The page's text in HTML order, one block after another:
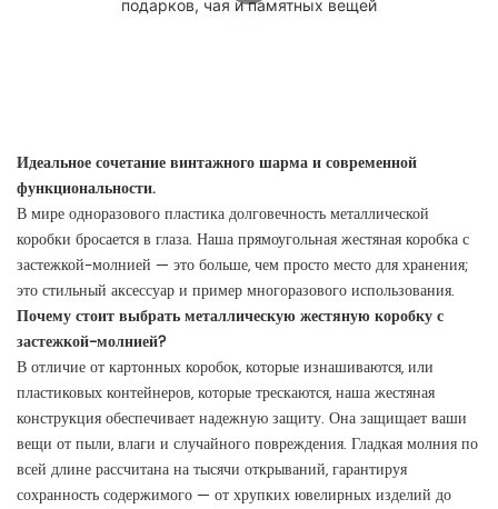
Идеальное сочетание винтажного шарма и современной
функциональности.
В мире одноразового пластика долговечность металлической
коробки бросается в глаза. Наша прямоугольная жестяная коробка с
застежкой-молнией — это больше, чем просто место для хранения;
это стильный аксессуар и пример многоразового использования.
Почему стоит выбрать металлическую жестяную коробку с
застежкой-молнией?
В отличие от картонных коробок, которые изнашиваются, или
пластиковых контейнеров, которые трескаются, наша жестяная
конструкция обеспечивает надежную защиту. Она защищает ваши
вещи от пыли, влаги и случайного повреждения. Гладкая молния по
всей длине рассчитана на тысячи открываний, гарантируя
сохранность содержимого — от хрупких ювелирных изделий до